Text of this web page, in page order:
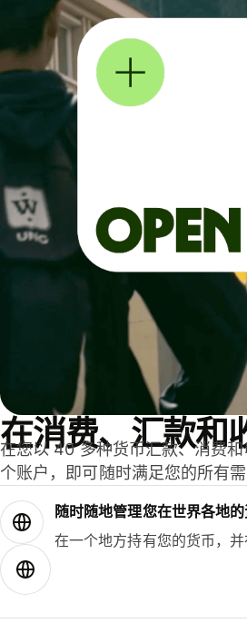
在消费、汇款和
在您以 40 多种货币汇款、消费
个账户，即可随时满足您的所有需
随时随地管理您在世界各地的
在一个地方持有您的货币，并